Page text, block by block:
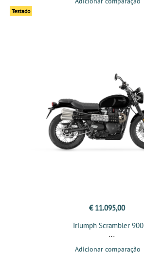
Testado
€ 11.095,00
Triumph Scrambler 900
Adicionar comparação